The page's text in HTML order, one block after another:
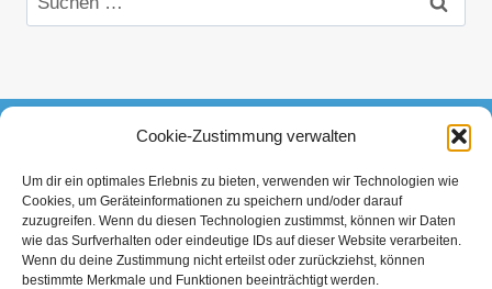
Cookie-Zustimmung verwalten
Um dir ein optimales Erlebnis zu bieten, verwenden wir Technologien wie
Cookies, um Geräteinformationen zu speichern und/oder darauf
zuzugreifen. Wenn du diesen Technologien zustimmst, können wir Daten
wie das Surfverhalten oder eindeutige IDs auf dieser Website verarbeiten.
Wenn du deine Zustimmung nicht erteilst oder zurückziehst, können
bestimmte Merkmale und Funktionen beeinträchtigt werden.
nach:
Datenschutzerklärung Impressum